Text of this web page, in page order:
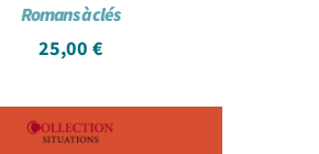
Romans à clés
25,00 €